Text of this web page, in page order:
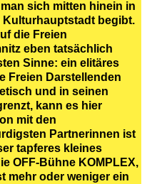
sich mitten hinein in
begibt.
die Freien
eben tatsächlich
Sinne: ein elitäres
Freien Darstellenden
und in seinen
kann es hier
mit den
Partnerinnen ist
tapferes kleines
OFF-Bühne KOMPLEX,
mehr oder weniger ein